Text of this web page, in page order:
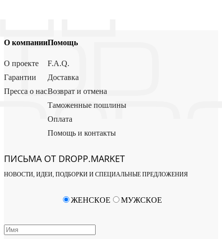
О компании
О проекте
Гарантии
Пресса о нас
Помощь
F.A.Q.
Доставка
Возврат и отмена
Таможенные пошлины
Оплата
Помощь и контакты
ПИСЬМА ОТ DROPP.MARKET
НОВОСТИ, ИДЕИ, ПОДБОРКИ И СПЕЦИАЛЬНЫЕ ПРЕДЛОЖЕНИЯ
ЖЕНСКОЕ МУЖСКОЕ